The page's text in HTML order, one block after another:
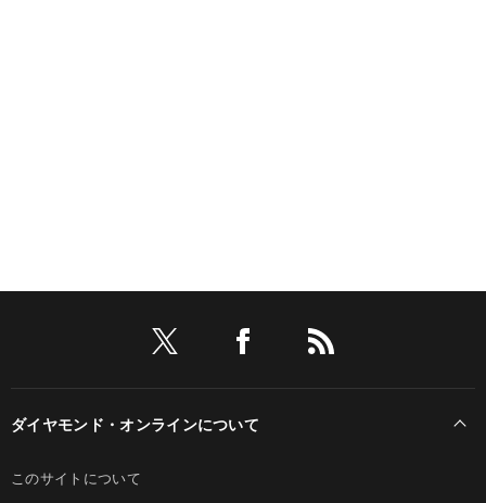
ダイヤモンド・オンラインについて
このサイトについて